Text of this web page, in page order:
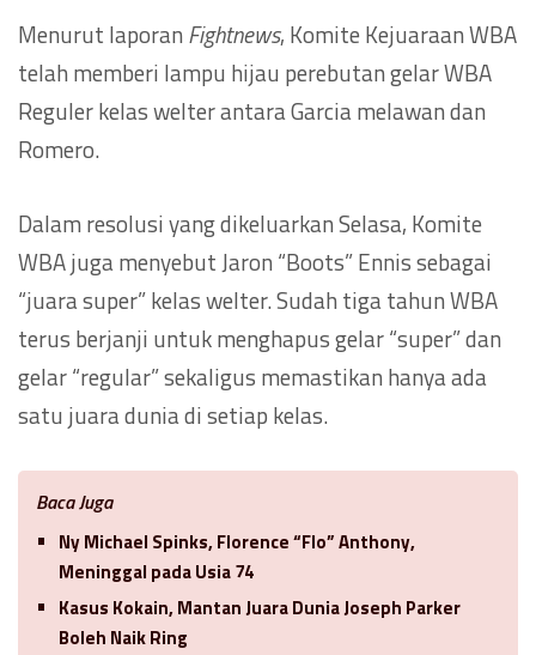
Menurut laporanFightnews, Komite Kejuaraan WBA
telah memberi lampu hijau perebutan gelar WBA
Reguler kelas welter antara Garcia melawan dan
Romero.
Dalam resolusi yang dikeluarkan Selasa, Komite
WBA juga menyebut Jaron “Boots” Ennis sebagai
“juara super” kelas welter. Sudah tiga tahun WBA
terus berjanji untuk menghapus gelar “super” dan
gelar “regular” sekaligus memastikan hanya ada
satu juara dunia di setiap kelas.
Baca Juga
Ny Michael Spinks, Florence “Flo” Anthony,
Meninggal pada Usia 74
Kasus Kokain, Mantan Juara Dunia Joseph Parker
Boleh Naik Ring